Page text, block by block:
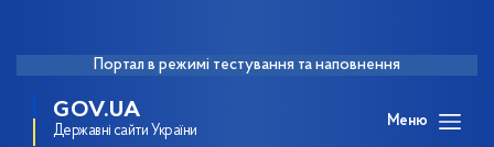
Портал в режимі тестування та наповнення
GOV.UA
Державні сайти України
Меню